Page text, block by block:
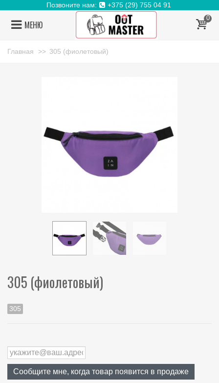
Позвоните нам: +375 (29) 755 04 91
МЕНЮ
0
Главная >> 305 (фиолетовый)
305 (фиолетовый)
305
Сообщите мне, когда товар появится в продаже